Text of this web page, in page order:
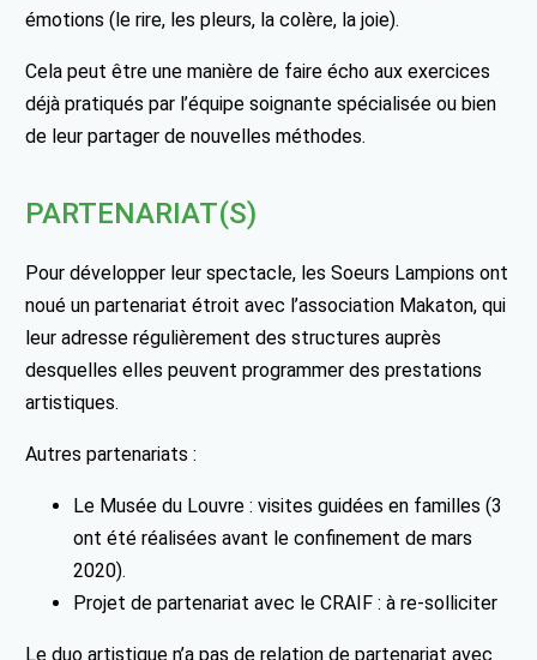
émotions (le rire, les pleurs, la colère, la joie).
Cela peut être une manière de faire écho aux exercices
déjà pratiqués par l’équipe soignante spécialisée ou bien
de leur partager de nouvelles méthodes.
PARTENARIAT(S)
Pour développer leur spectacle, les Soeurs Lampions ont
noué un partenariat étroit avec l’association Makaton, qui
leur adresse régulièrement des structures auprès
desquelles elles peuvent programmer des prestations
artistiques.
Autres partenariats :
Le Musée du Louvre : visites guidées en familles (3
ont été réalisées avant le confinement de mars
2020).
Projet de partenariat avec le CRAIF : à re-solliciter
Le duo artistique n’a pas de relation de partenariat avec